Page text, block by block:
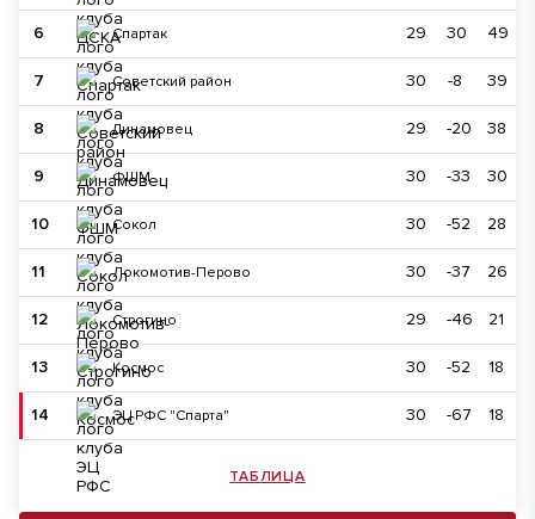
6 Спартак 29 30 49
7 Советский район 30 -8 39
8 Динамовец 29 -20 38
9 ФШМ 30 -33 30
10 Сокол 30 -52 28
11 Локомотив-Перово 30 -37 26
12 Строгино 29 -46 21
13 Космос 30 -52 18
14 ЭЦ РФС "Спарта" 30 -67 18
ТАБЛИЦА